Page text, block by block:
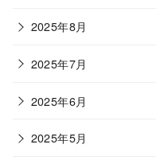
2025年8月
2025年7月
2025年6月
2025年5月